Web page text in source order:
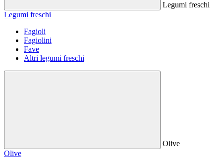
Legumi freschi
Legumi freschi
Fagioli
Fagiolini
Fave
Altri legumi freschi
Olive
Olive